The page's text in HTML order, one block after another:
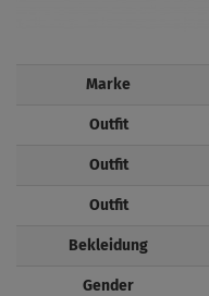
Marke
Outfit
Outfit
Outfit
Bekleidung
Gender